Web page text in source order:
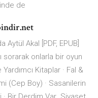
de
Aytül Akal [PDF, EPUB]
sorarak onlarla bir oyun
Kitaplar · Fal &
(Cep Boy) · Sasanilerin